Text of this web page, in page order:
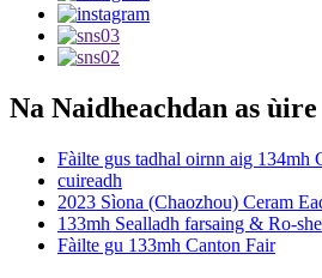
Na Naidheachdan as ùire
Fàilte gus tadhal oirnn aig 134mh
cuireadh
2023 Sìona (Chaozhou) Ceram
133mh Sealladh farsaing & Ro-
Fàilte gu 133mh Canton Fair